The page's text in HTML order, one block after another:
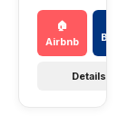
🏠
Airbnb
Details →